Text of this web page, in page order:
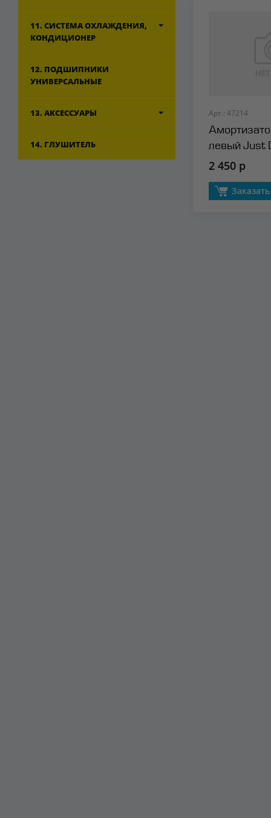
11. СИСТЕМА ОХЛАЖДЕНИЯ,
КОНДИЦИОНЕР
12. ПОДШИПНИКИ
УНИВЕРСАЛЬНЫЕ
13. АКСЕССУАРЫ
14. ГЛУШИТЕЛЬ
Арт.: 47214
левый Just
2 450 р
Заказать